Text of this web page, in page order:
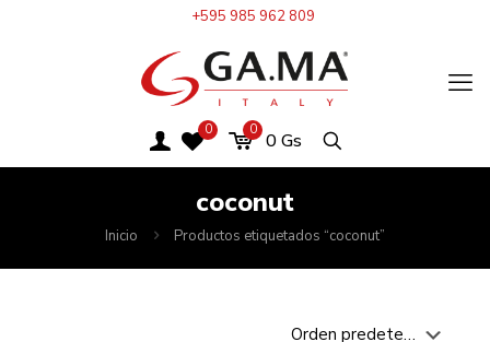
+595 985 962 809
0 0 0Gs
coconut
Inicio Productos etiquetados “coconut”